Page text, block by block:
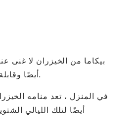
بيكاما من الخيزران لا
أيضًا وقابلة للتنفس ولا تسبب الحساسية. سواء كنت تتسكع في المنزل أو تسافر ، فإن بيجاما من الخيزران هي الخيار الأمثل للحفاظ على الراحة والراحة.
في المنزل ، تعد منامه
أيضًا لتلك الليالي